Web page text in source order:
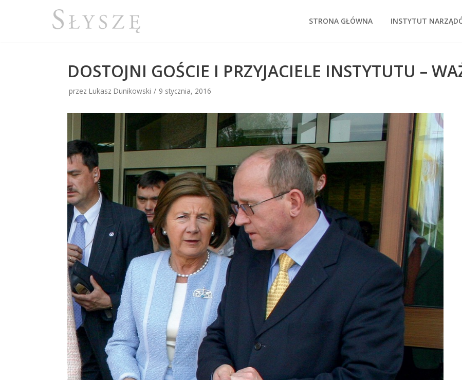
STRONA GŁÓWNA INSTYTUT
DOSTOJNI GOŚCIE I PRZYJACIELE INSTYTUTU –
przez Lukasz Dunikowski 9 stycznia, 2016